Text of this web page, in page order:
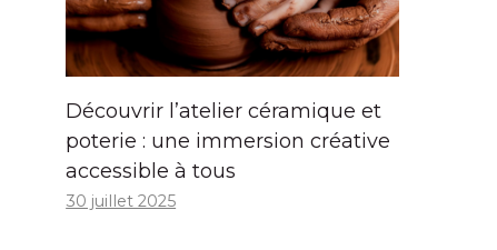
Découvrir l’atelier céramique et
poterie : une immersion créative
accessible à tous
30 juillet 2025